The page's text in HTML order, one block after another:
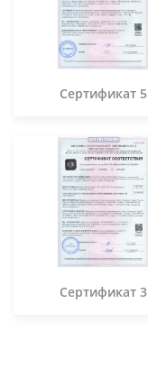
Сертификат 5
Сертификат 3